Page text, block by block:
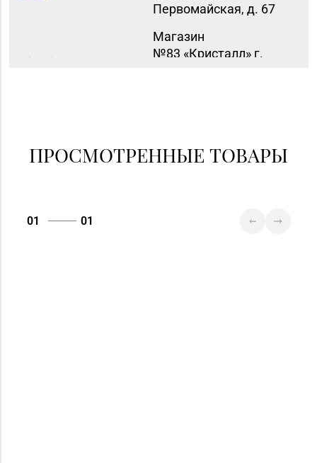
Первомайская, д. 67
8 (017) 238-21-88, 8
Магазин
№83 «Кристалл» г.
ПРОСМОТРЕННЫЕ ТОВАРЫ
01 01